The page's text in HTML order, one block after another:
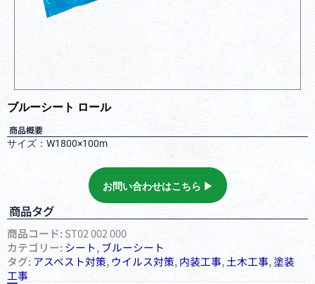
ブルーシート ロール
商品概要
サイズ：W1800×100m
お問い合わせはこちら ▶︎
商品タグ
商品コード:ST02 002 000
カテゴリー:シート,ブルーシート
タグ:アスベスト対策, ウイルス対策,内装工事,土木工事,塗装
工事